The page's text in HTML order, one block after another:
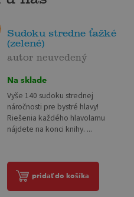
Sudoku stredne ťažké
(zelené)
autor neuvedený
Na sklade
Vyše 140 sudoku strednej
náročnosti pre bystré hlavy!
Riešenia každého hlavolamu
nájdete na konci knihy. ...
pridať do košíka